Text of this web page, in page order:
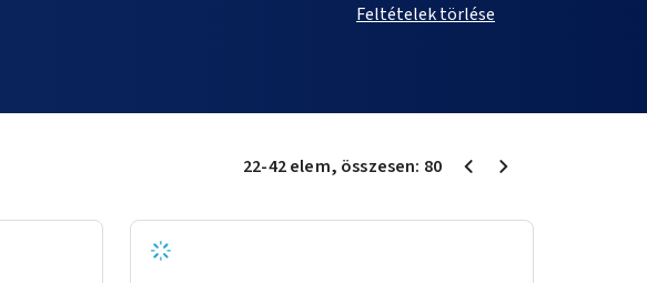
Feltételek törlése
22-42elem, összesen: 80